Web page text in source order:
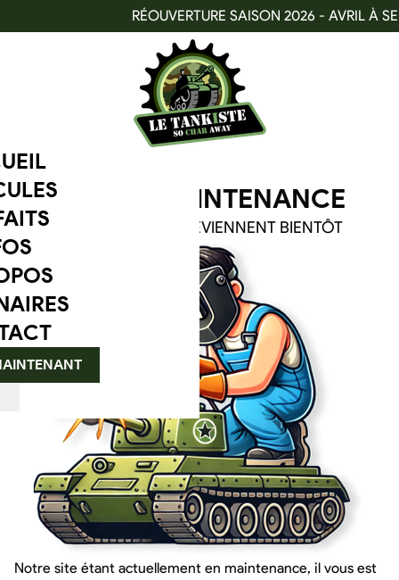
RÉOUVERTURE SAISON 2026 - AVRIL À
SITE EN MAINTENANCE
NOS AVENTURES REVIENNENT BIENTÔT
Notre site étant actuellement en maintenance, il vous est